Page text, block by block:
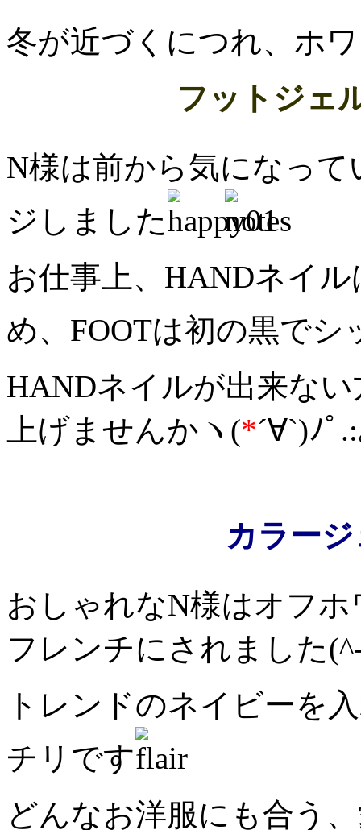
冬が近づくにつれ、ホ
フットジェ
N様は前から気になっ
ジしました
お仕事上、HANDネイ
め、FOOTは初の黒でシ
HANDネイルが出来な
上げませんかヽ(*´∀`)ﾉﾟ
カラー
おしゃれなN様はオフ
フレンチにされました
トレンドのネイビーを
チリです
どんなお洋服にも合う